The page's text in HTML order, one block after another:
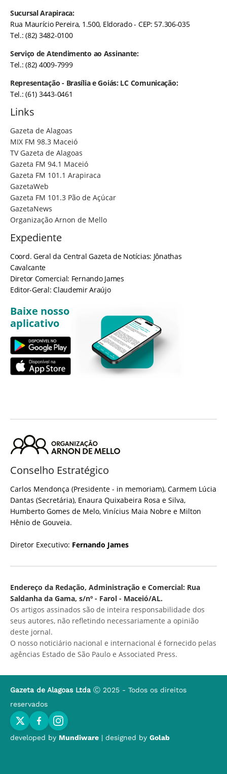
Sucursal Arapiraca:
Rua Maurício Pereira, 1.500, Eldorado - CEP: 57.306-035
Tel.: (82) 3482-0100
Serviço de Atendimento ao Assinante:
Tel.: (82) 4009-7999
Representação - Brasília e Goiás: LC Comunicação:
Tel.: (61) 3443-0461
Links
Gazeta de Alagoas
MIX FM 98.3 Maceió
TV Gazeta de Alagoas
Gazeta FM 94.1 Maceió
Gazeta FM 101.1 Arapiraca
GazetaWeb
Gazeta FM 101.3 Pão de Açúcar
GazetaNews
Organização Arnon de Mello
Expediente
Coord. Geral da Central Gazeta de Notícias: Jônathas
Cavalcante
Diretor Comercial: Fernando James
Editor-Geral: Claudemir Araújo
Baixe nosso
aplicativo
Conselho Estratégico
Carlos Mendonça (Presidente - in memoriam), Carmem Lúcia
Dantas (Secretária), Enaura Quixabeira Rosa e Silva,
Humberto Gomes de Melo, Vinícius Maia Nobre e Milton
Hênio de Gouveia.
Diretor Executivo: Fernando James
Endereço da Redação, Administração e Comercial: Rua
Saldanha da Gama, s/nº - Farol - Maceió/AL.
Os artigos assinados são de inteira responsabilidade dos
seus autores, não refletindo necessariamente a opinião
deste jornal.
O nosso noticiário nacional e internacional é fornecido pelas
agências Estado de São Paulo e Associated Press.
Gazeta de Alagoas Ltda Ⓒ 2025 - Todos os direitos
reservados
developed by Mundiware | designed by Golab